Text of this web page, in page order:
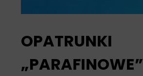
OPATRUNKI
„PARAFINOWE”